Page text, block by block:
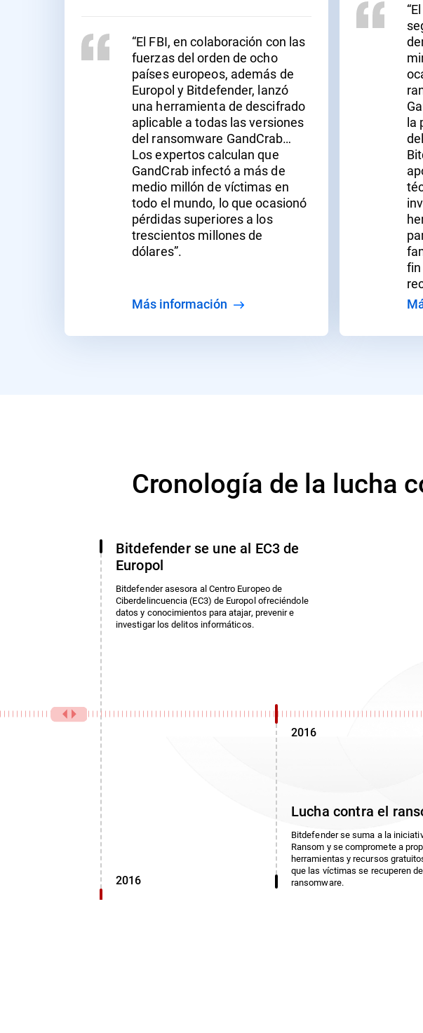
“El FBI, en colaboración con las
fuerzas del orden de ocho
países europeos, además de
Europol y Bitdefender, lanzó
una herramienta de descifrado
aplicable a todas las versiones
del ransomware GandCrab…
Los expertos calculan que
GandCrab infectó a más de
medio millón de víctimas en
todo el mundo, lo que ocasionó
pérdidas superiores a los
trescientos millones de
dólares”.
Más información
la
Cronología de la lucha
2016
Bitdefender se une al EC3 de
Europol
Bitdefender asesora al Centro Europeo de
Ciberdelincuencia (EC3) de Europol ofreciéndole
datos y conocimientos para atajar, prevenir e
investigar los delitos informáticos.
2016
Lucha contra el
Bitdefender se suma a la
Ransom y se compromete a
herramientas y recursos
que las víctimas se recuperen
ransomware.